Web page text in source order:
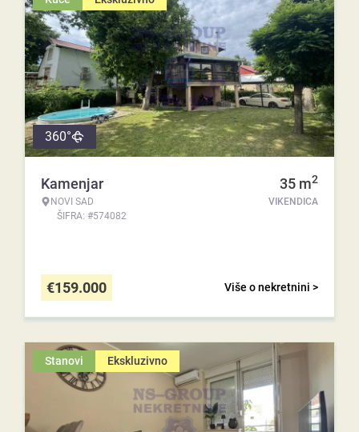
360°
Kamenjar
NOVI SAD
ŠIFRA: #574082
35 m2
VIKENDICA
Više o nekretnini >
€159.000
Stanovi Ekskluzivno